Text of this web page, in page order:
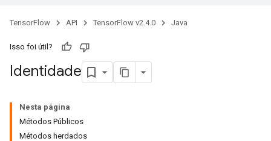
TensorFlow API TensorFlow v2.4.0 Java
Isso foi útil?
Identidade
Nesta página
Métodos Públicos
Métodos herdados